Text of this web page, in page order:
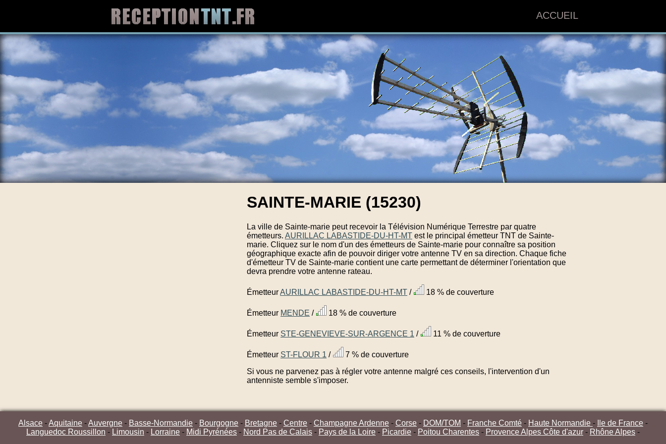
ACCUEIL
SAINTE-MARIE (15230)
La ville de Sainte-marie peut recevoir la Télévision Numérique Terrestre par quatre
émetteurs. AURILLAC LABASTIDE-DU-HT-MT est le principal émetteur TNT de Sainte-
marie. Cliquez sur le nom d'un des émetteurs de Sainte-marie pour connaître sa position
géographique exacte afin de pouvoir diriger votre antenne TV en sa direction. Chaque fiche
d'émetteur TV de Sainte-marie contient une carte permettant de déterminer l'orientation que
devra prendre votre antenne rateau.
ÉmetteurAURILLAC LABASTIDE-DU-HT-MT / 18 % de couverture
Émetteur MENDE / 18 % de couverture
Émetteur STE-GENEVIEVE-SUR-ARGENCE 1 / 11 % de couverture
Émetteur ST-FLOUR 1 /
7 % de couverture
Si vous ne parvenez pas à régler votre antenne malgré ces conseils, l'intervention d'un
antenniste semble s'imposer.
Alsace -Aquitaine -Auvergne - Basse-Normandie - Bourgogne - Bretagne - Centre - Champagne Ardenne - Corse - DOM/TOM - Franche Comté - Haute Normandie - Ile de France -
Languedoc Roussillon - Limousin - Lorraine - Midi Pyrénées - Nord Pas de Calais - Pays de la Loire - Picardie - Poitou Charentes - Provence Alpes Côte d'azur - Rhône Alpes -